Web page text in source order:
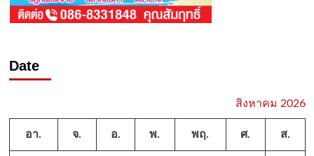
Date
สิงหาคม 2026
อา. จ. อ. พ. พฤ. ศ. ส.